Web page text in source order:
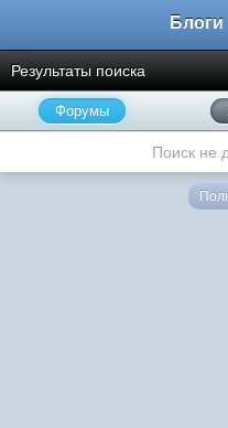
Результаты поиска
Форумы
Поиск не